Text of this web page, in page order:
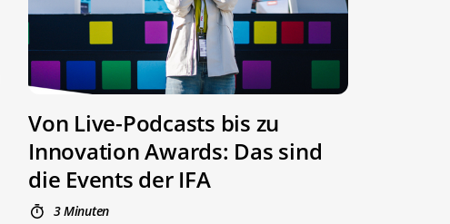
Von Live-Podcasts bis zu
Innovation Awards: Das sind
die Events der IFA
3 Minuten